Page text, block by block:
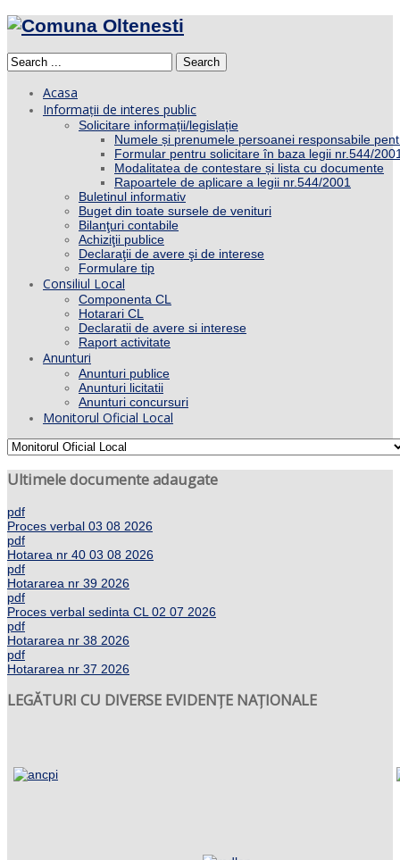
Search
Acasa
Informații de interes public
Solicitare informații/legislație
Numele și prenumele persoanei responsabile
Formular pentru solicitare în baza legii nr.544/
Modalitatea de contestare și lista cu documente
Rapoartele de aplicare a legii nr.544/2001
Buletinul informativ
Buget din toate sursele de venituri
Bilanţuri contabile
Achiziţii publice
Declaraţii de avere şi de interese
Formulare tip
Consiliul Local
Componenta CL
Hotarari CL
Declaratii de avere si interese
Raport activitate
Anunturi
Anunturi publice
Anunturi licitatii
Anunturi concursuri
Monitorul Oficial Local
Ultimele documente adaugate
pdf
Proces verbal 03 08 2026
pdf
Hotarea nr 40 03 08 2026
pdf
Hotararea nr 39 2026
pdf
Proces verbal sedinta CL 02 07 2026
pdf
Hotararea nr 38 2026
pdf
Hotararea nr 37 2026
LEGĂTURI CU DIVERSE EVIDENȚE NAȚIONALE